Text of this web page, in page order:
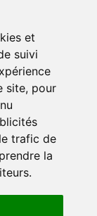
et
suivi
site, pour
trafic de
la